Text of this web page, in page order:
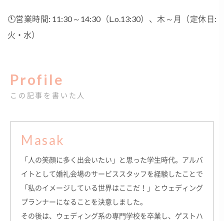
🕚営業時間: 11:30～14:30（L.o.13:30）、木～月（定休日:
火・水）
Profile
この記事を書いた人
Masak
「人の笑顔に多く出会いたい」と思った学生時代。アルバ
イトとして婚礼会場のサービススタッフを経験したことで
「私のイメージしている世界はここだ！」とウェディング
プランナーになることを決意しました。
その後は、ウェディング系の専門学校を卒業し、ゲストハ